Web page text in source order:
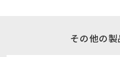
その他の